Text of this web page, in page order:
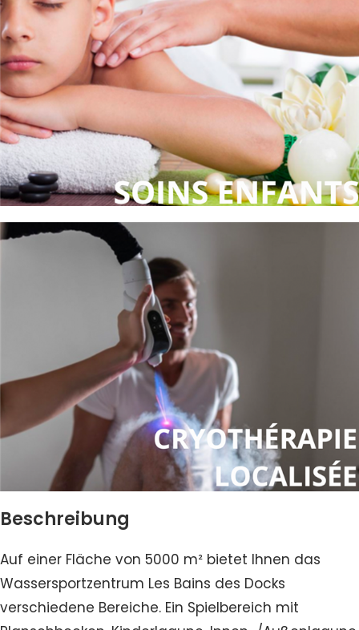
Beschreibung
Auf einer Fläche von 5000 m² bietet Ihnen das
Wassersportzentrum Les Bains des Docks
verschiedene Bereiche. Ein Spielbereich mit